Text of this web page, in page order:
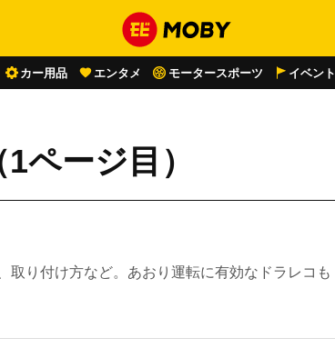
カー用品 エンタメ モータースポーツ イベント
ページ目）
取り付け方など。あおり運転に有効なドラレコも